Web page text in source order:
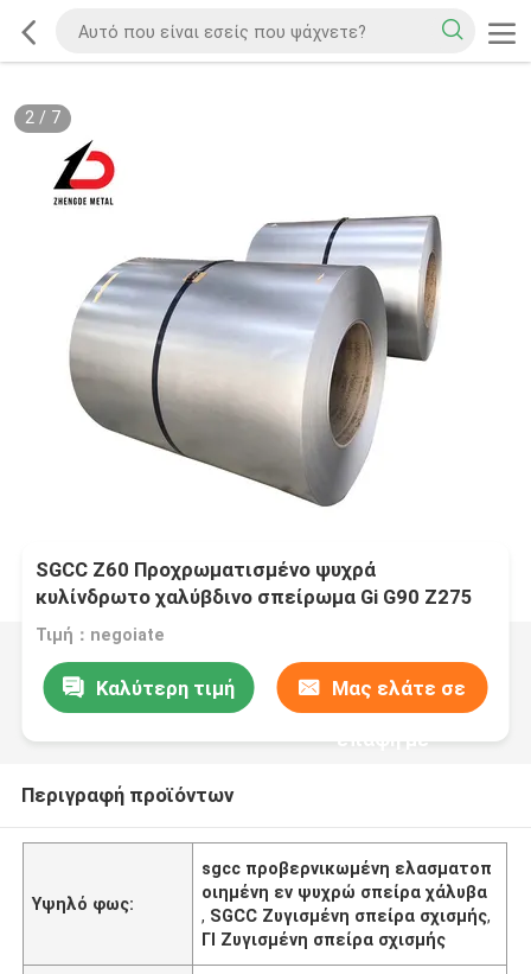
2/ 7
SGCC Z60 Προχρωματισμένο ψυχρά
κυλίνδρωτο χαλύβδινο σπείρωμα Gi G90 Z275
Ζυθοποιημένο σχιστό σπείρωμα
Τιμή：negoiate
Καλύτερη τιμή Μας ελάτε σε
επαφή με
Περιγραφή προϊόντων
Υψηλό φως:
sgcc προβερνικωμένη ελασματοπ
οιημένη εν ψυχρώ σπείρα χάλυβα
, SGCC Ζυγισμένη σπείρα σχισμής,
ΓΙ Ζυγισμένη σπείρα σχισμής